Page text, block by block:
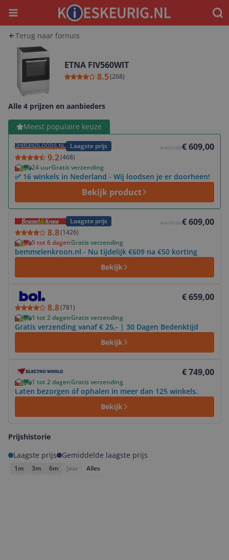
Menu
Terug naar fornuis
ETNA FIV560WIT
8.5(268)
Alle 4 prijzen en aanbieders
Meest populaire keuze
Laagste prijs
9.2(468)
€ 659,00€ 609,00
24 uurGratis verzending
✅ 16 winkels in Nederland - Wij loodsen je er doorheen!
Bekijk product
Bekijk product
Laagste prijs
8.8(1426)
€ 659,00€ 609,00
5 tot 6 dagenGratis verzending
bemmelenkroon.nl - Nu tijdelijk €609 na €50 korting
Bekijk
8.8(781)
€ 659,00
1 tot 2 dagenGratis verzending
Gratis verzending vanaf € 25,- | 30 Dagen Bedenktijd
Bekijk
Bekijk product
€ 749,00
1 tot 2 dagenGratis verzending
Laten bezorgen óf ophalen in meer dan 125 winkels.
Bekijk
Prijshistorie
Laagste prijs
Gemiddelde laagste prijs
1m 3m 6m Jaar Alles